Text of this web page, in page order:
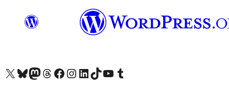
关注我们的 X（原 Twitter）账号访问我们的 Bluesky 账号关注我们的 Mastodon 账号访问我们的 Threads 账号 访问我们的 Facebook 公共主页关注我们的 Instagram 账号 关注我们的 LinkedIn 主页访问我们的 TikTok 账号访问我们的 YouTube 频道 访问我们的 Tumblr 账号